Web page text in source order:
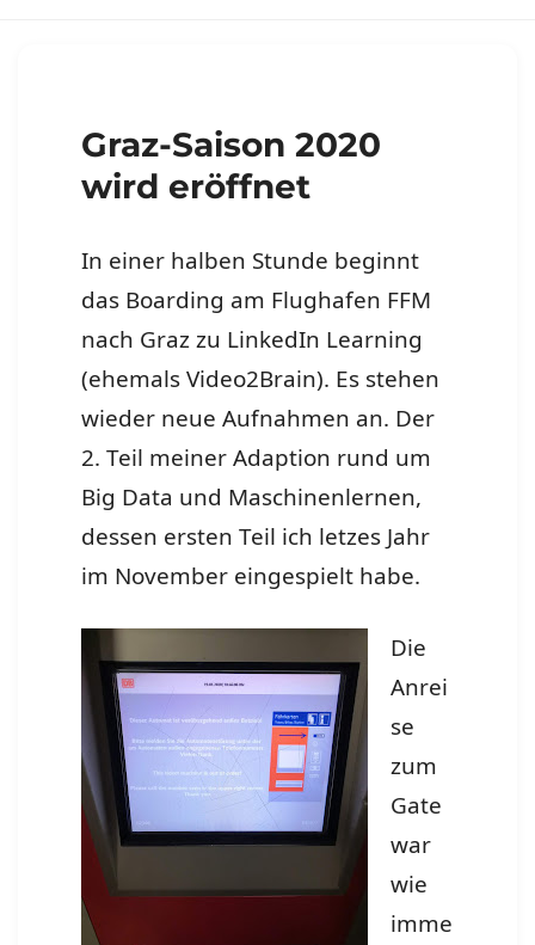
Graz-Saison 2020
wird eröffnet
In einer halben Stunde beginnt
das Boarding am Flughafen FFM
nach Graz zu LinkedIn Learning
(ehemals Video2Brain). Es stehen
wieder neue Aufnahmen an. Der
2. Teil meiner Adaption rund um
Big Data und Maschinenlernen,
dessen ersten Teil ich letzes Jahr
im November eingespielt habe.
Die
Anrei
se
zum
Gate
war
wie
imme